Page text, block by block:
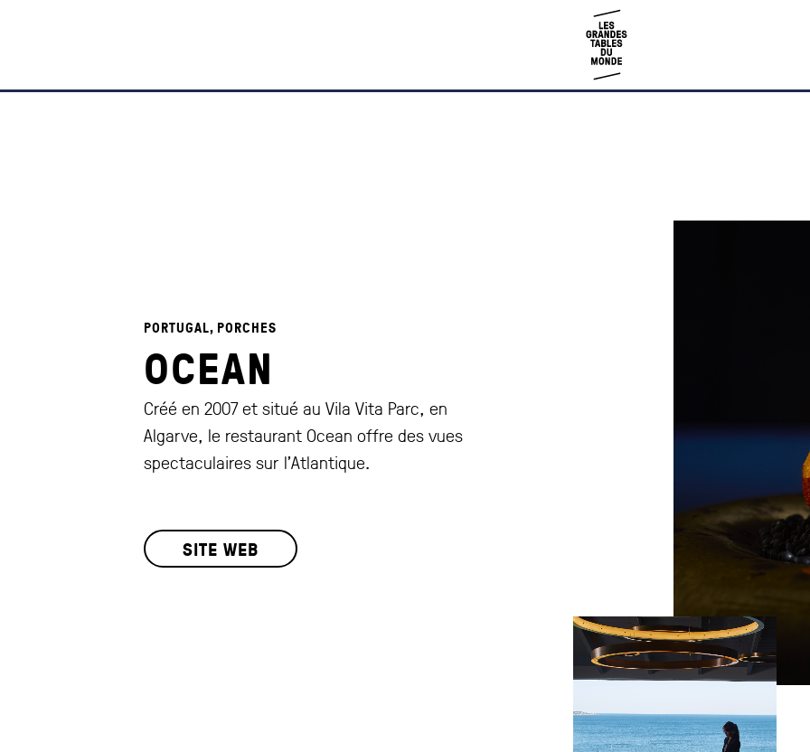
PORTUGAL, PORCHES
OCEAN
Créé en 2007 et situé au Vila Vita Parc, en
Algarve, le restaurant Ocean offre des vues
spectaculaires sur l’Atlantique.
SITE WEB